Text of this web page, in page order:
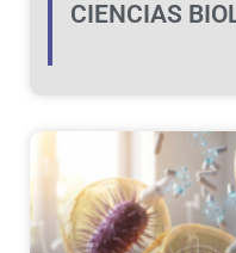
CIENCIAS